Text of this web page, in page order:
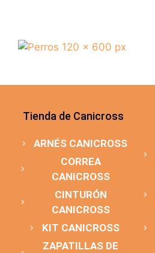
Tienda de Canicross
ARNÉS CANICROSS
CORREA
CANICROSS
CINTURÓN
CANICROSS
KIT CANICROSS
ZAPATILLAS DE